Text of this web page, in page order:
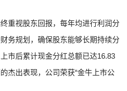
重视股东回报，每年均进行利润分
务规划，确保股东能够长期持续分
市后累计现金分红总额已达16.83
杰出表现，公司荣获“金牛上市公